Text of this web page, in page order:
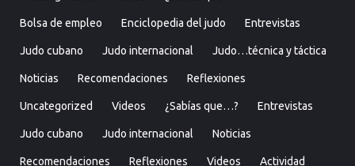
Bolsa de empleo Enciclopedia del judo Entrevistas
Judo cubano Judo internacional Judo…técnica y táctica
Noticias Recomendaciones Reflexiones
Uncategorized Videos ¿Sabías que…? Entrevistas
Judo cubano Judo internacional Noticias
Recomendaciones Reflexiones Videos Actividad